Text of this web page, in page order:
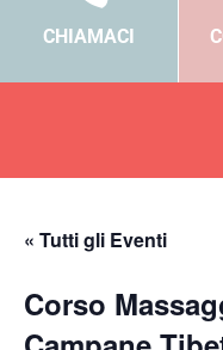
CHIAMACI
« Tutti gli Eventi
Corso